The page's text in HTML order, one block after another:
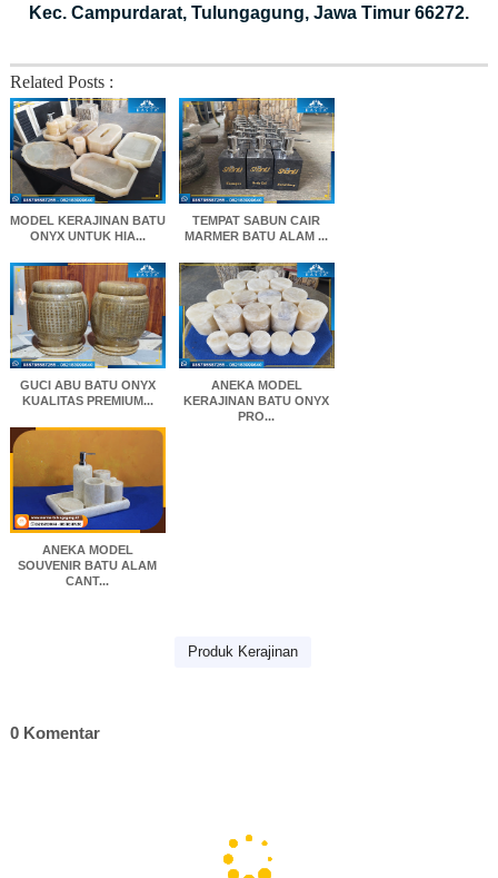
Kec. Campurdarat, Tulungagung, Jawa Timur 66272.
Related Posts :
MODEL KERAJINAN BATU
ONYX UNTUK HIA...
TEMPAT SABUN CAIR
MARMER BATU ALAM ...
GUCI ABU BATU ONYX
KUALITAS PREMIUM...
ANEKA MODEL
KERAJINAN BATU ONYX
PRO...
ANEKA MODEL
SOUVENIR BATU ALAM
CANT...
Produk Kerajinan
0 Komentar